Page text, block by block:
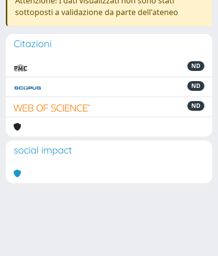
sottoposti a validazione da parte dell'ateneo
Citazioni
ND
ND
ND
social impact